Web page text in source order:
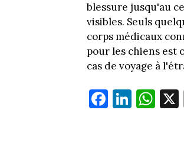
blessure jusqu'au
visibles. Seuls
corps médicaux
pour les chiens est
cas de voyage à
Fa
ce
Li
nk
W
ha